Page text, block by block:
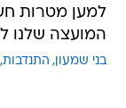
למען מטרות
המועצה שלנו
בני שמעון התנדבות